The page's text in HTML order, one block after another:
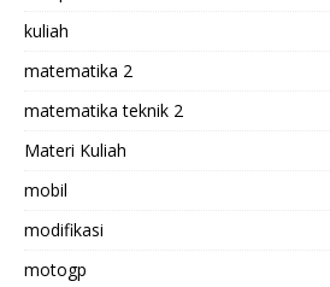
kuliah
matematika 2
matematika teknik 2
Materi Kuliah
mobil
modifikasi
motogp